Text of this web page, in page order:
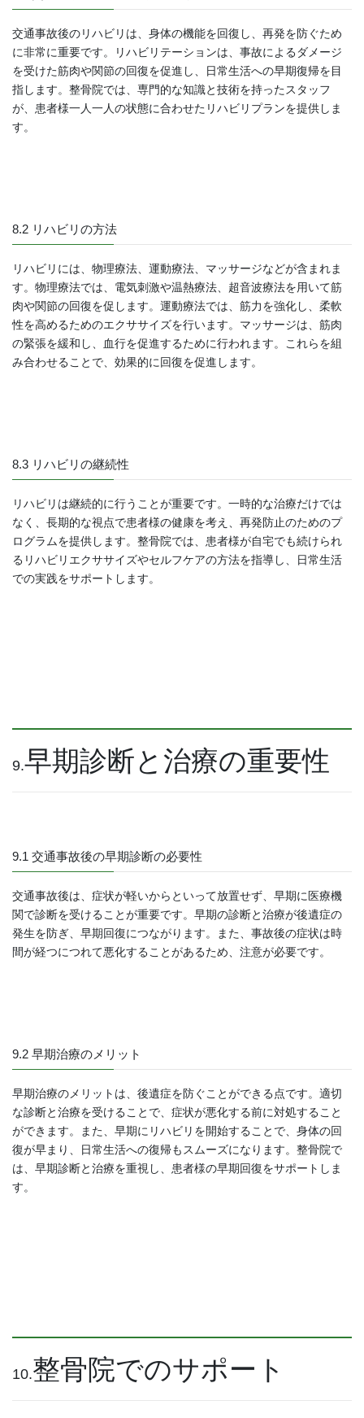
交通事故後のリハビリは、身体の機能を回復し、再発を防ぐため
に非常に重要です。リハビリテーションは、事故によるダメージ
を受けた筋肉や関節の回復を促進し、日常生活への早期復帰を目
指します。整骨院では、専門的な知識と技術を持ったスタッフ
が、患者様一人一人の状態に合わせたリハビリプランを提供しま
す。
8.2 リハビリの方法
リハビリには、物理療法、運動療法、マッサージなどが含まれま
す。物理療法では、電気刺激や温熱療法、超音波療法を用いて筋
肉や関節の回復を促します。運動療法では、筋力を強化し、柔軟
性を高めるためのエクササイズを行います。マッサージは、筋肉
の緊張を緩和し、血行を促進するために行われます。これらを組
み合わせることで、効果的に回復を促進します。
8.3 リハビリの継続性
リハビリは継続的に行うことが重要です。一時的な治療だけでは
なく、長期的な視点で患者様の健康を考え、再発防止のためのプ
ログラムを提供します。整骨院では、患者様が自宅でも続けられ
るリハビリエクササイズやセルフケアの方法を指導し、日常生活
での実践をサポートします。
9.早期診断と治療の重要性
9.1 交通事故後の早期診断の必要性
交通事故後は、症状が軽いからといって放置せず、早期に医療機
関で診断を受けることが重要です。早期の診断と治療が後遺症の
発生を防ぎ、早期回復につながります。また、事故後の症状は時
間が経つにつれて悪化することがあるため、注意が必要です。
9.2 早期治療のメリット
早期治療のメリットは、後遺症を防ぐことができる点です。適切
な診断と治療を受けることで、症状が悪化する前に対処すること
ができます。また、早期にリハビリを開始することで、身体の回
復が早まり、日常生活への復帰もスムーズになります。整骨院で
は、早期診断と治療を重視し、患者様の早期回復をサポートしま
す。
10.整骨院でのサポート